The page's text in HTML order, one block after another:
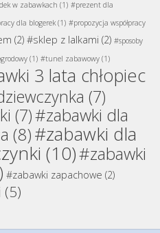
w zabawkach (1) #prezent dla
dla blogerek (1) #propozycja współpracy
(2) #sklep z lalkami (2) #sposoby
(1) #tunel zabawowy (1)
3 lata chłopiec
(7)
(7)#zabawki dla
(8)#zabawki dla
(10)#zabawki
#zabawki zapachowe (2)
(5)